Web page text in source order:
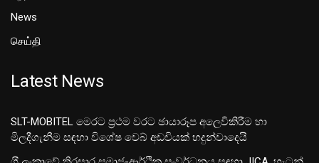
News
செய்தி
Latest News
SLT-MOBITEL මෙරට ප්‍රථම වරට ඡායාරූප අලෙවිකිරීම හා
මිලදීගැනීම සඳහා විශේෂ වෙබ් අඩවියක් හදුන්වාදෙයි